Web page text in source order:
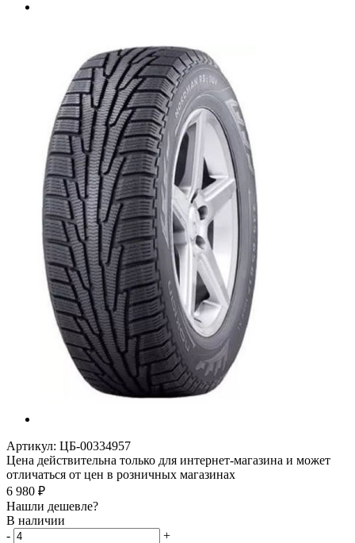
Артикул: ЦБ-00334957
Цена действительна только для интернет-магазина и может
отличаться от цен в розничных магазинах
6 980 ₽
Нашли дешевле?
В наличии
-
+